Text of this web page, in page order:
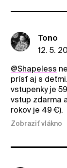
Tono
12. 5.
@ShapeIess
prísť aj s
vstupenky je
vstup zdarma
rokov je 49 €).
Zobraziť vlákno